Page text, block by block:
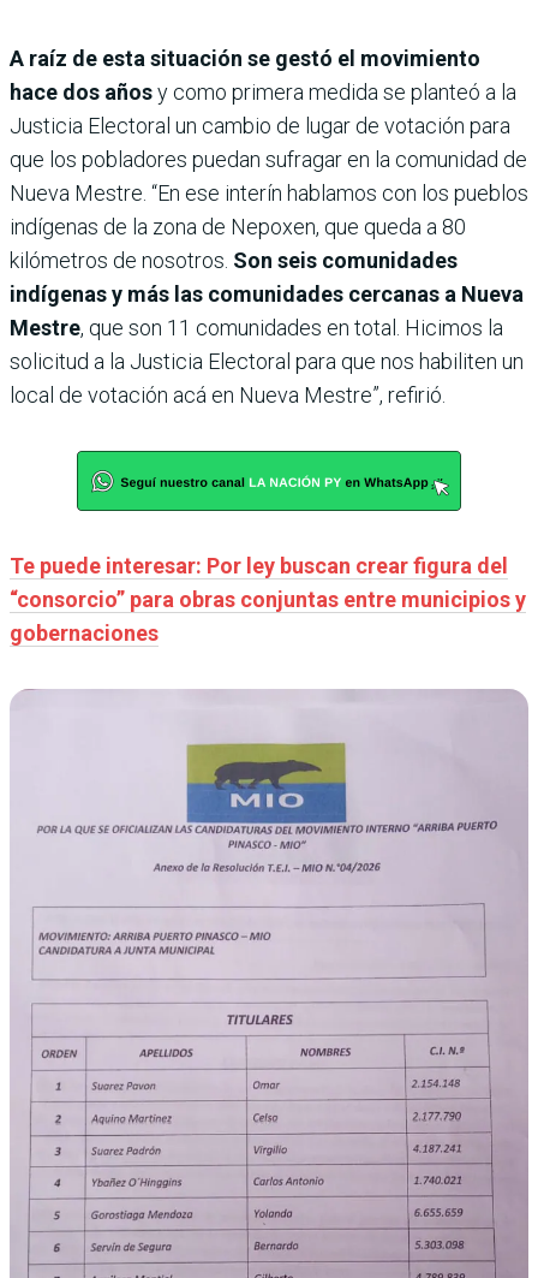
A raíz de esta situación se gestó el movimiento
hace dos añosy como primera medida se planteó a la
Justicia Electoral un cambio de lugar de votación para
que los pobladores puedan sufragar en la comunidad de
Nueva Mestre. “En ese interín hablamos con los pueblos
indígenas de la zona de Nepoxen, que queda a 80
kilómetros de nosotros. Son seis comunidades
indígenas y más las comunidades cercanas a Nueva
Mestre, que son 11 comunidades en total. Hicimos la
solicitud a la Justicia Electoral para que nos habiliten un
local de votación acá en Nueva Mestre”, refirió.
Te puede interesar: Por ley buscan crear figura del
“consorcio” para obras conjuntas entre municipios y
gobernaciones